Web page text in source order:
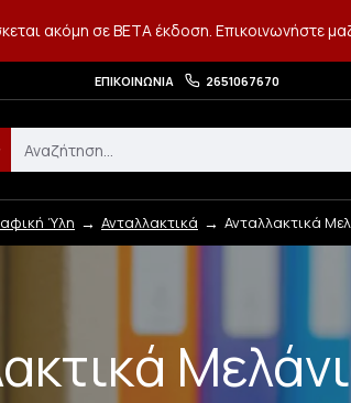
ακόμη σε BETA έκδοση. Επικοινωνήστε
ΕΠΙΚΟΙΝΩΝΊΑ 2651067670
Ύλη Ανταλλακτικά Ανταλλακτικά